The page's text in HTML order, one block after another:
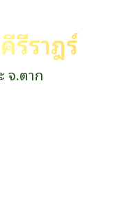
ราษฎร์
จ.ตาก